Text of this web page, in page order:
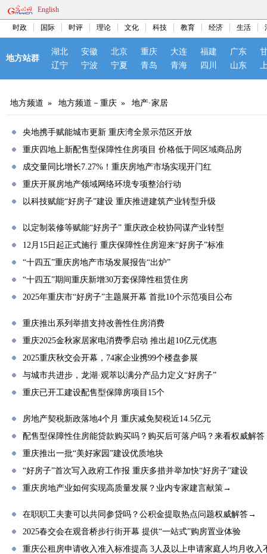
English
时政 国际 时评 理论 文化 科技 教育 经济 生活
地方站群
湖北 安徽 北京 重庆 大连 福建 广东
辽宁
宁波 宁夏 青岛 青海 四川 山东
地方频道 » 地方频道－重庆 » 地产·家居
央地携手赋能城市更新 重庆湾全景示范区开放
重庆四地上新配售型保障性住房项目 价格低于同区域商品房
成交量同比增长7.27%！重庆房地产市场实现开门红
重庆开展房地产领域网络环境专项整治行动
以科技赋能“好房子”建设 重庆推进建筑产业转型升级
以定制装修等赋能“好房子” 重庆政企校协同谋产业转型
12月15日起正式施行 重庆保障性住房迎来“好房子”标准
“十四五”重庆房地产市场发展报告“出炉”
“十四五”期间重庆新增30万套保障性租赁住房
2025年重庆市“好房子”主题展开幕 首批10个示范项目公布
重庆推出系列举措支持改善性住房消费
重庆2025金秋家居家电消费季启动 推出超10亿元优惠
2025重庆秋交会开幕，74家企业携99个楼盘参展
与城市共进步，龙湖·观萃以满分产品力定义“好房子”
重庆已开工建设配售型保障房项目15个
房地产契税新政落地4个月 重庆减免契税近14.5亿元
配售型保障性住房能贷款购买吗？购买后可落户吗？来看权威解答
重庆推出一批“美好家园”建设优质地块
“好房子”首次写入政府工作报 重庆多措并举加快“好房子”建设
重庆房地产业如何实现高质量发展？业内专家建言献策→
在职职工夫妻可以共同参贷吗？公积金提取热点问题权威解答→
2025春交会在观音桥步行街开幕 提供“一站式”购房置业体验
重庆公租房申请收入准入标准提高 3人及以上申请家庭人均月收入